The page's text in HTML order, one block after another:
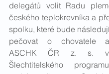
delegátů volit Radu
českého teplokrevníka a
spolku, které bude
pečovat o chovatele
ASCHK ČR z. s. v
Šlechtitelského